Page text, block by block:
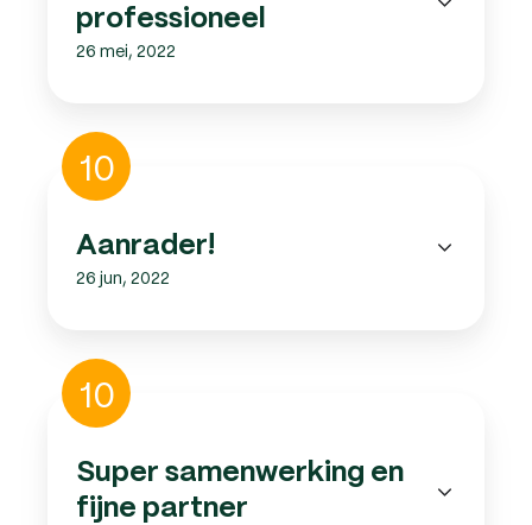
professioneel
26 mei, 2022
Aanrader!
10
Aanrader!
26 jun, 2022
Super
samenwerking
fijne
partner
10
Super samenwerking en
fijne partner